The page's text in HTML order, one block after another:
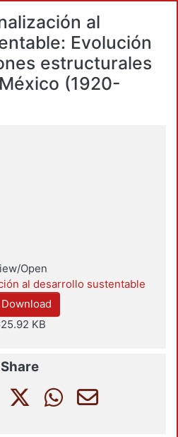
al
Evolución
estructurales
(1920-
Open
al desarrollo sustentable
Download
KB
Share